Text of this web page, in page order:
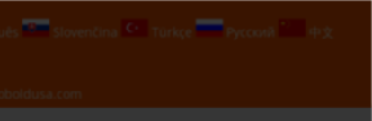
Slovenčina Türkçe Русский
中文